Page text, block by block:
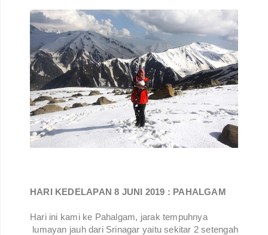
HARI KEDELAPAN 8 JUNI 2019 : PAHALGAM
Hari ini kami ke Pahalgam, jarak tempuhnya
lumayan jauh dari Srinagar yaitu sekitar 2 setengah